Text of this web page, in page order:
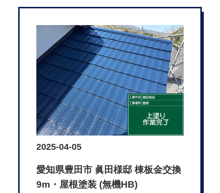
2025-04-05
愛知県豊田市 眞田様邸 棟板金交換
9m・屋根塗装 (無機HB)